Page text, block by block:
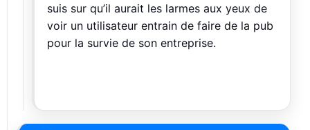
suis sur qu’il aurait les larmes aux yeux de
voir un utilisateur entrain de faire de la pub
pour la survie de son entreprise.